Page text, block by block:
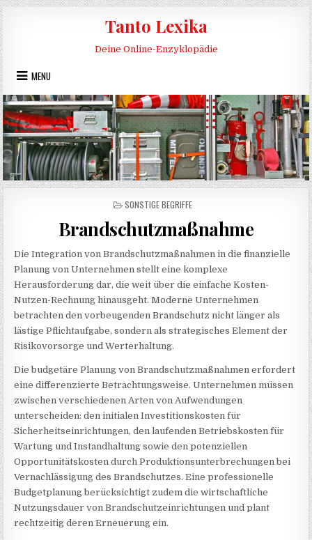
Skip to content
Tanto Lexika
Deine Online-Enzyklopädie
MENU
POSTED IN
SONSTIGE BEGRIFFE
Brandschutzmaßnahme
Die Integration von Brandschutzmaßnahmen in die finanzielle
Planung von Unternehmen stellt eine komplexe
Herausforderung dar, die weit über die einfache Kosten-
Nutzen-Rechnung hinausgeht. Moderne Unternehmen
betrachten den vorbeugenden Brandschutz nicht länger als
lästige Pflichtaufgabe, sondern als strategisches Element der
Risikovorsorge und Werterhaltung.
Die budgetäre Planung von Brandschutzmaßnahmen erfordert
eine differenzierte Betrachtungsweise. Unternehmen müssen
zwischen verschiedenen Arten von Aufwendungen
unterscheiden: den initialen Investitionskosten für
Sicherheitseinrichtungen, den laufenden Betriebskosten für
Wartung und Instandhaltung sowie den potenziellen
Opportunitätskosten durch Produktionsunterbrechungen bei
Vernachlässigung des Brandschutzes. Eine professionelle
Budgetplanung berücksichtigt zudem die wirtschaftliche
Nutzungsdauer von Brandschutzeinrichtungen und plant
rechtzeitig deren Erneuerung ein.